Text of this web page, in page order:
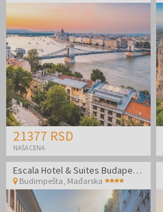
21377 RSD
NAŠA CENA
Escala Hotel & Suites Budapest - Porodični odmor
Budimpešta Mađarska